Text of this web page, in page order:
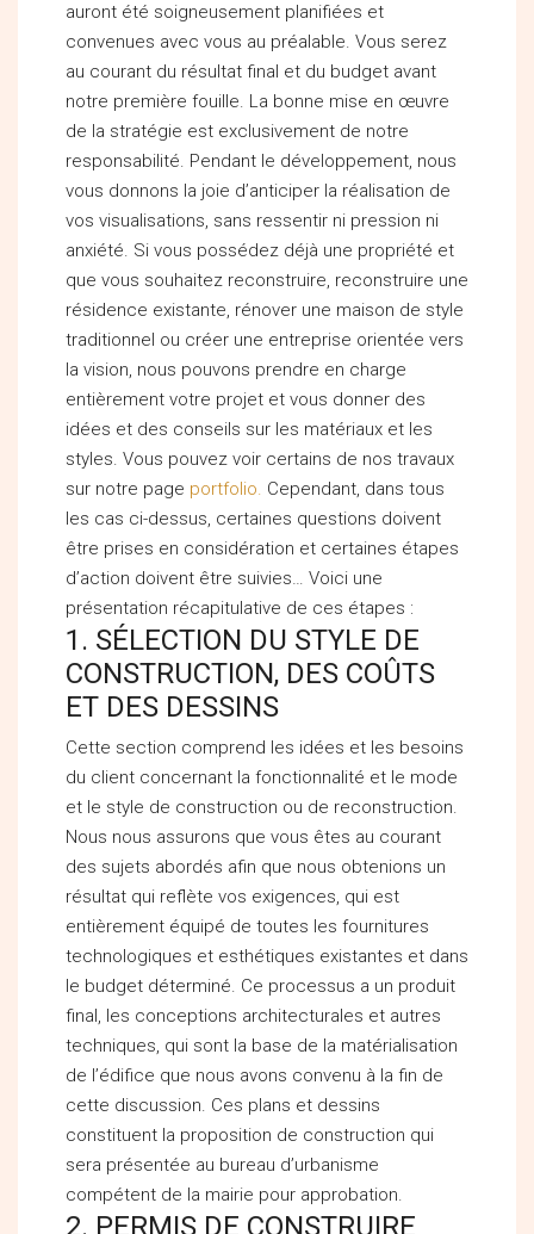
auront été soigneusement planifiées et
convenues avec vous au préalable. Vous serez
au courant du résultat final et du budget avant
notre première fouille. La bonne mise en œuvre
de la stratégie est exclusivement de notre
responsabilité. Pendant le développement, nous
vous donnons la joie d’anticiper la réalisation de
vos visualisations, sans ressentir ni pression ni
anxiété. Si vous possédez déjà une propriété et
que vous souhaitez reconstruire, reconstruire une
résidence existante, rénover une maison de style
traditionnel ou créer une entreprise orientée vers
la vision, nous pouvons prendre en charge
entièrement votre projet et vous donner des
idées et des conseils sur les matériaux et les
styles. Vous pouvez voir certains de nos travaux
sur notre page portfolio. Cependant, dans tous
les cas ci-dessus, certaines questions doivent
être prises en considération et certaines étapes
d’action doivent être suivies… Voici une
présentation récapitulative de ces étapes :
1. SÉLECTION DU STYLE DE
CONSTRUCTION, DES COÛTS
ET DES DESSINS
Cette section comprend les idées et les besoins
du client concernant la fonctionnalité et le mode
et le style de construction ou de reconstruction.
Nous nous assurons que vous êtes au courant
des sujets abordés afin que nous obtenions un
résultat qui reflète vos exigences, qui est
entièrement équipé de toutes les fournitures
technologiques et esthétiques existantes et dans
le budget déterminé. Ce processus a un produit
final, les conceptions architecturales et autres
techniques, qui sont la base de la matérialisation
de l’édifice que nous avons convenu à la fin de
cette discussion. Ces plans et dessins
constituent la proposition de construction qui
sera présentée au bureau d’urbanisme
compétent de la mairie pour approbation.
2. PERMIS DE CONSTRUIRE